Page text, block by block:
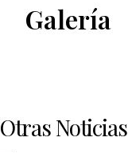
Galería
Otras Noticias